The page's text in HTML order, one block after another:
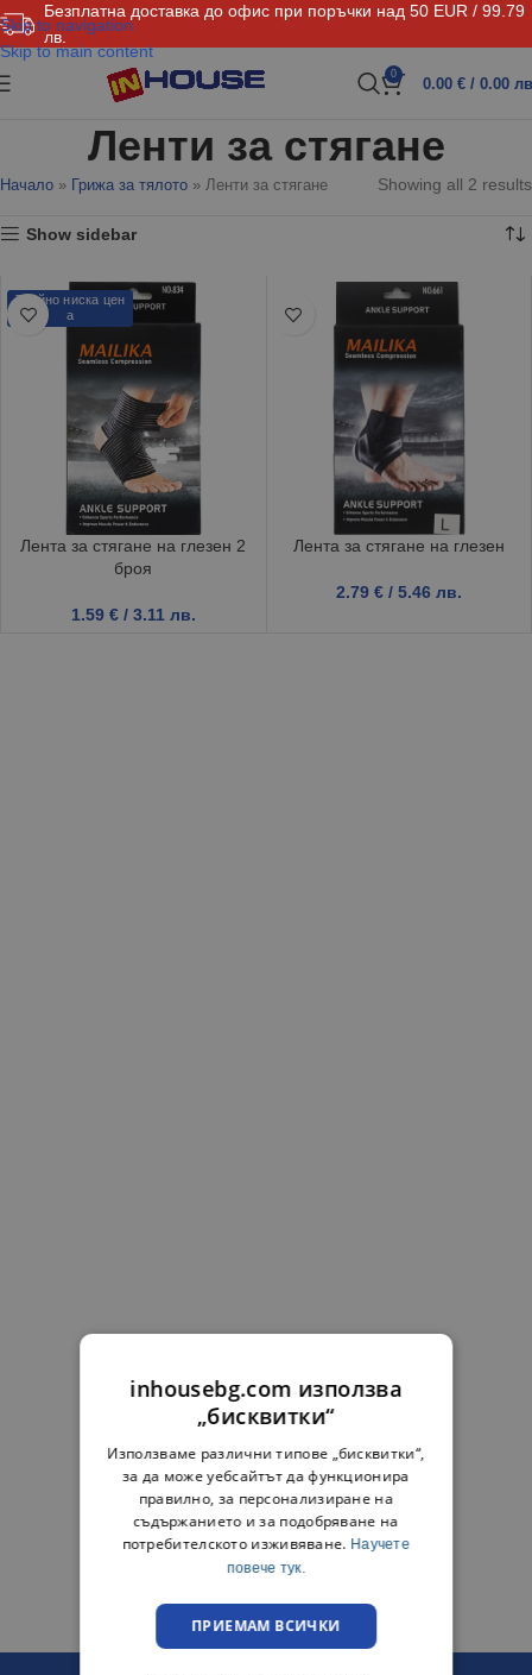
Безплатна доставка до офис при поръчки над 50 EUR / 99.79
лв.
Skip to navigation
Skip to main content
0
0.00 € / 0.00
Ленти за стягане
Начало » Грижа за тялото » Ленти за стягане Showing all 2 results
Show sidebar
Трайно ниска цен
а
Лента за стягане на глезен 2
броя
1.59 € / 3.11 лв.
Лента за стягане на глезен
2.79 € / 5.46 лв.
inhousebg.com използва
„бисквитки“
Използваме различни типове „бисквитки“,
за да може уебсайтът да функционира
правилно, за персонализиране на
съдържанието и за подобряване на
потребителското изживяване. Научете
повече тук.
ПРИЕМАМ ВСИЧКИ